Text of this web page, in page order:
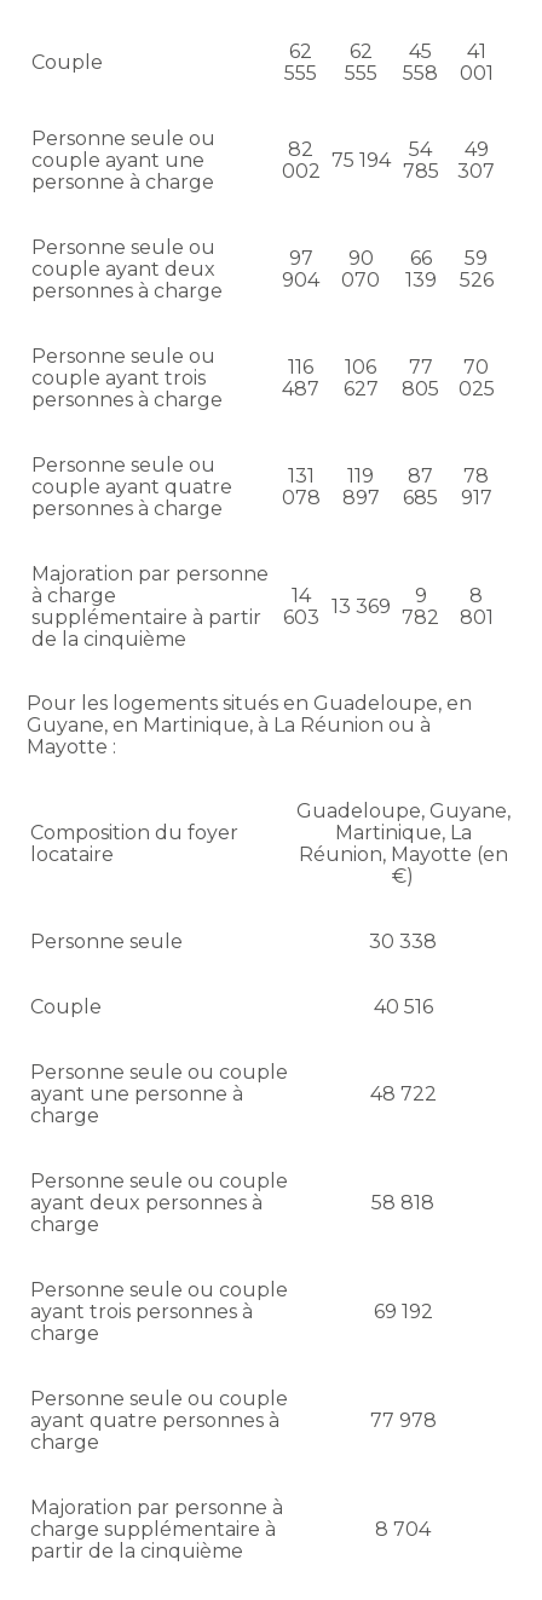
Couple
62
555
62
555
45
558
41
001
Personne seule ou
couple ayant une
personne à charge
82
002 75 194
54
785
49
307
Personne seule ou
couple ayant deux
personnes à charge
97
904
90
070
66
139
59
526
Personne seule ou
couple ayant trois
personnes à charge
116
487
106
627
77
805
70
025
Personne seule ou
couple ayant quatre
personnes à charge
131
078
119
897
87
685
78
917
Majoration par personne
à charge
supplémentaire à partir
de la cinquième
14
603 13 369
9
782
8
801
Pour les logements situés en Guadeloupe, en
Guyane, en Martinique, à La Réunion ou à
Mayotte :
Composition du foyer
locataire
Guadeloupe, Guyane,
Martinique, La
Réunion, Mayotte (en
€)
Personne seule 30 338
Couple 40 516
Personne seule ou couple
ayant une personne à
charge
48 722
Personne seule ou couple
ayant deux personnes à
charge
58 818
Personne seule ou couple
ayant trois personnes à
charge
69 192
Personne seule ou couple
ayant quatre personnes à
charge
77 978
Majoration par personne à
charge supplémentaire à
partir de la cinquième
8 704